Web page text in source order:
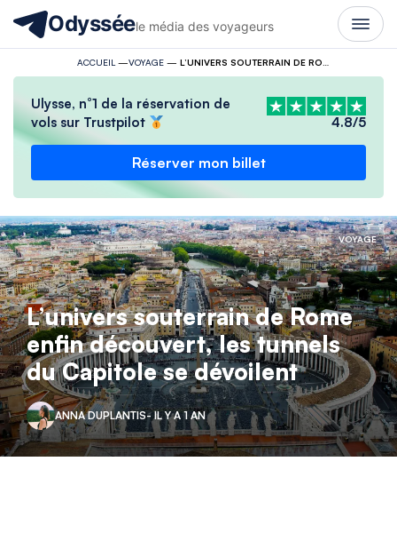
Odysséele média des voyageurs
ACCUEIL —VOYAGE—
Ulysse, n°1 de la réservation de
vols sur Trustpilot
4.8/5
Réserver mon billet
VOYAGE
L’univers souterrain de Rome
enfin découvert, les tunnels
du Capitole se dévoilent
ANNA DUPLANTIS- IL Y A 1 AN